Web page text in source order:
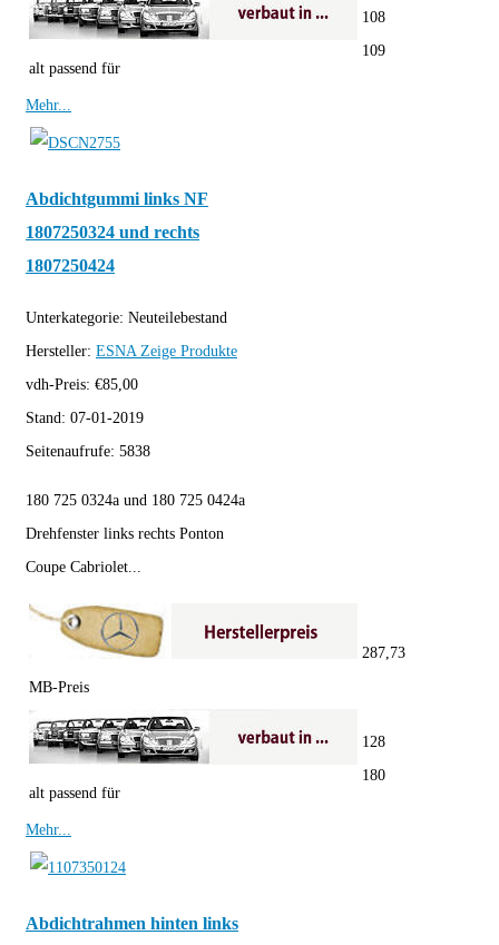
alt passend für
108
109
Mehr...
Abdichtgummi links NF
1807250324 und rechts
1807250424
Unterkategorie: Neuteilebestand
Hersteller: ESNA Zeige Produkte
vdh-Preis: €85,00
Stand: 07-01-2019
Seitenaufrufe: 5838
180 725 0324a und 180 725 0424a
Drehfenster links rechts Ponton
Coupe Cabriolet...
MB-Preis
287,73
alt passend für
128
180
Mehr...
Abdichtrahmen hinten links